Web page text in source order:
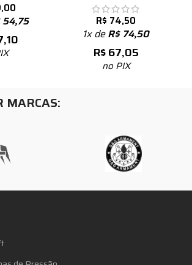
54,75 R$ 74,50
1x deR$74,50
R$67,05
no PIX
MARCAS: